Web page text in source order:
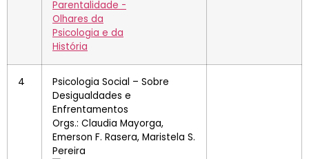
4
Psicologia Social – Sobre
Desigualdades e
Enfrentamentos
Orgs.: Claudia Mayorga,
Emerson F. Rasera, Maristela S.
Pereira